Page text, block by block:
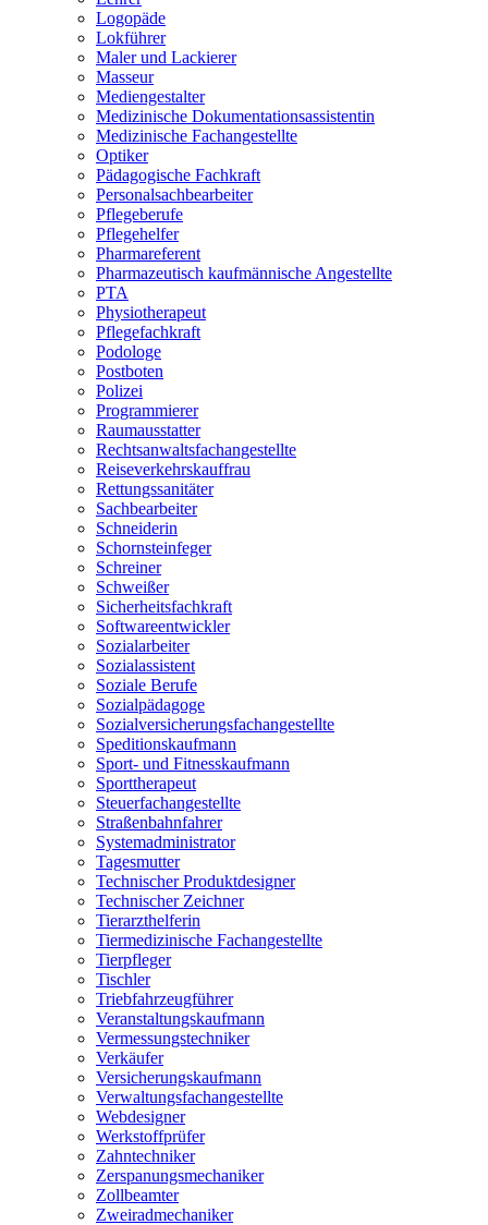
Logopäde
Lokführer
Maler und Lackierer
Masseur
Mediengestalter
Medizinische Dokumentationsassistentin
Medizinische Fachangestellte
Optiker
Pädagogische Fachkraft
Personalsachbearbeiter
Pflegeberufe
Pflegehelfer
Pharmareferent
Pharmazeutisch kaufmännische Angestellte
PTA
Physiotherapeut
Pflegefachkraft
Podologe
Postboten
Polizei
Programmierer
Raumausstatter
Rechtsanwaltsfachangestellte
Reiseverkehrskauffrau
Rettungssanitäter
Sachbearbeiter
Schneiderin
Schornsteinfeger
Schreiner
Schweißer
Sicherheitsfachkraft
Softwareentwickler
Sozialarbeiter
Sozialassistent
Soziale Berufe
Sozialpädagoge
Sozialversicherungsfachangestellte
Speditionskaufmann
Sport- und Fitnesskaufmann
Sporttherapeut
Steuerfachangestellte
Straßenbahnfahrer
Systemadministrator
Tagesmutter
Technischer Produktdesigner
Technischer Zeichner
Tierarzthelferin
Tiermedizinische Fachangestellte
Tierpfleger
Tischler
Triebfahrzeugführer
Veranstaltungskaufmann
Vermessungstechniker
Verkäufer
Versicherungskaufmann
Verwaltungsfachangestellte
Webdesigner
Werkstoffprüfer
Zahntechniker
Zerspanungsmechaniker
Zollbeamter
Zweiradmechaniker